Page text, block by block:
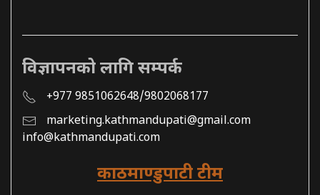
विज्ञापनको लागि सम्पर्क
+977 9851062648/9802068177
marketing.kathmandupati@gmail.com
info@kathmandupati.com
काठमाण्डुपाटी टीम